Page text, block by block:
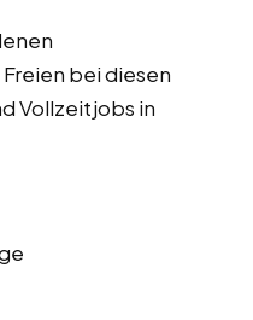
bei diesen
Vollzeitjobs in